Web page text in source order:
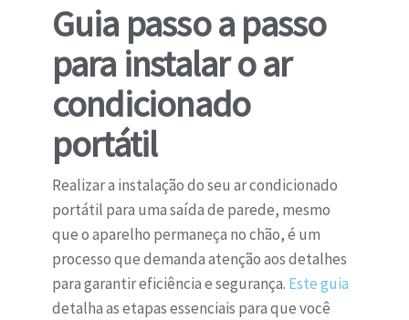
Guia passo a passo
para instalar o ar
condicionado
portátil
Realizar a instalação do seu ar condicionado
portátil para uma saída de parede, mesmo
que o aparelho permaneça no chão, é um
processo que demanda atenção aos detalhes
para garantir eficiência e segurança. Este guia
detalha as etapas essenciais para que você